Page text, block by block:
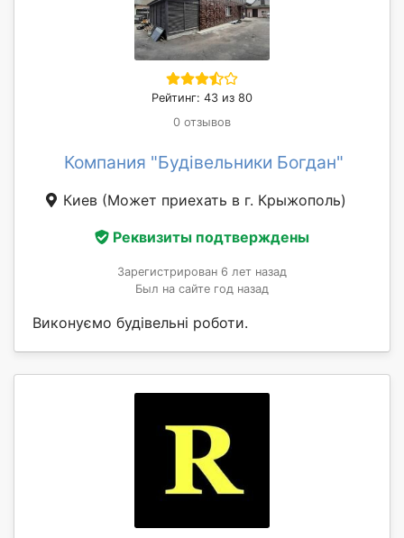
Рейтинг: 43 из 80
0 отзывов
Компания "Будівельники Богдан"
Киев (Может приехать в г. Крыжополь)
Реквизиты подтверждены
Зарегистрирован 6 лет назад
Был на сайте год назад
Виконуємо будівельні роботи.